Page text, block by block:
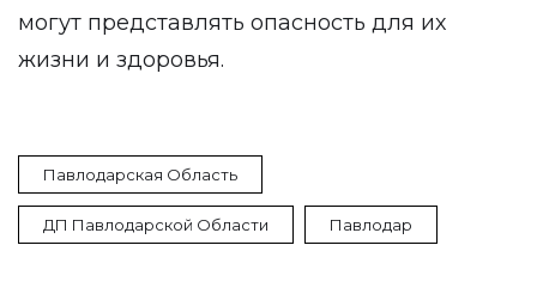
могут представлять опасность для их
жизни и здоровья.
Павлодарская Область
ДП Павлодарской Области Павлодар